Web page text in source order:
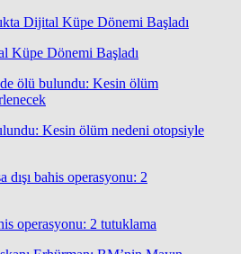
Küpe Dönemi Başladı
Kesin ölüm nedeni otopsiyle
operasyonu: 2 tutuklama